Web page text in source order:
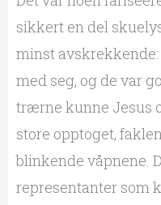
sikkert en del
minst
med seg, og de var
trærne kunne Jesus
store opptoget,
blinkende våpnene.
representanter som